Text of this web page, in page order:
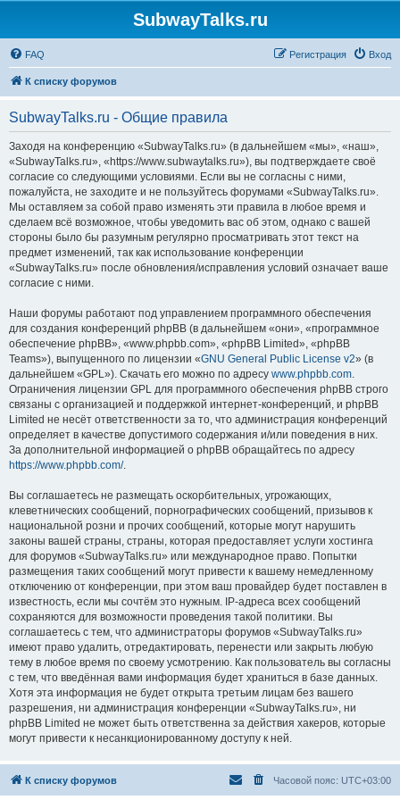
SubwayTalks.ru
FAQ Вход
Регистрация
К списку форумов
SubwayTalks.ru - Общие правила
Заходя на конференцию «SubwayTalks.ru» (в дальнейшем «мы», «наш»,
«SubwayTalks.ru», «https://www.subwaytalks.ru»), вы подтверждаете своё
согласие со следующими условиями. Если вы не согласны с ними,
пожалуйста, не заходите и не пользуйтесь форумами «SubwayTalks.ru».
Мы оставляем за собой право изменять эти правила в любое время и
сделаем всё возможное, чтобы уведомить вас об этом, однако с вашей
стороны было бы разумным регулярно просматривать этот текст на
предмет изменений, так как использование конференции
«SubwayTalks.ru» после обновления/исправления условий означает ваше
согласие с ними.
Наши форумы работают под управлением программного обеспечения
для создания конференций phpBB (в дальнейшем «они», «программное
обеспечение phpBB», «www.phpbb.com», «phpBB Limited», «phpBB
Teams»), выпущенного по лицензии «GNU General Public License v2» (в
дальнейшем «GPL»). Скачать его можно по адресу www.phpbb.com.
Ограничения лицензии GPL для программного обеспечения phpBB строго
связаны с организацией и поддержкой интернет-конференций, и phpBB
Limited не несёт ответственности за то, что администрация конференций
определяет в качестве допустимого содержания и/или поведения в них.
За дополнительной информацией о phpBB обращайтесь по адресу
https://www.phpbb.com/.
Вы соглашаетесь не размещать оскорбительных, угрожающих,
клеветнических сообщений, порнографических сообщений, призывов к
национальной розни и прочих сообщений, которые могут нарушить
законы вашей страны, страны, которая предоставляет услуги хостинга
для форумов «SubwayTalks.ru» или международное право. Попытки
размещения таких сообщений могут привести к вашему немедленному
отключению от конференции, при этом ваш провайдер будет поставлен в
известность, если мы сочтём это нужным. IP-адреса всех сообщений
сохраняются для возможности проведения такой политики. Вы
соглашаетесь с тем, что администраторы форумов «SubwayTalks.ru»
имеют право удалить, отредактировать, перенести или закрыть любую
тему в любое время по своему усмотрению. Как пользователь вы согласны
с тем, что введённая вами информация будет храниться в базе данных.
Хотя эта информация не будет открыта третьим лицам без вашего
разрешения, ни администрация конференции «SubwayTalks.ru», ни
phpBB Limited не может быть ответственна за действия хакеров, которые
могут привести к несанкционированному доступу к ней.
К списку форумов Часовой пояс: UTC+03:00